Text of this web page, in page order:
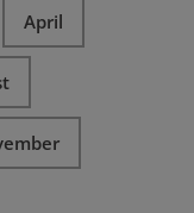
April